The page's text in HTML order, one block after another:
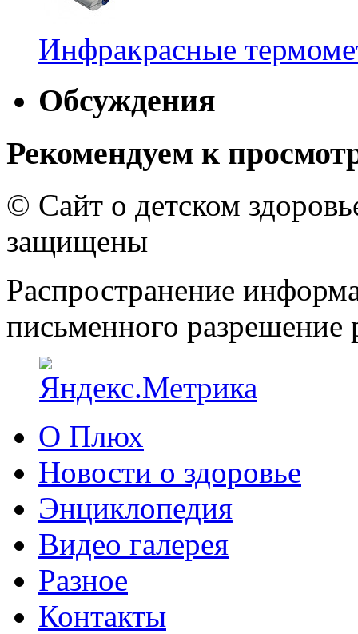
Инфракрасные
Обсуждения
Рекомендуем к
© Сайт о детском
защищены
Распространение
письменного разрешение
О Плюх
Новости о здоровье
Энциклопедия
Видео галерея
Разное
Контакты